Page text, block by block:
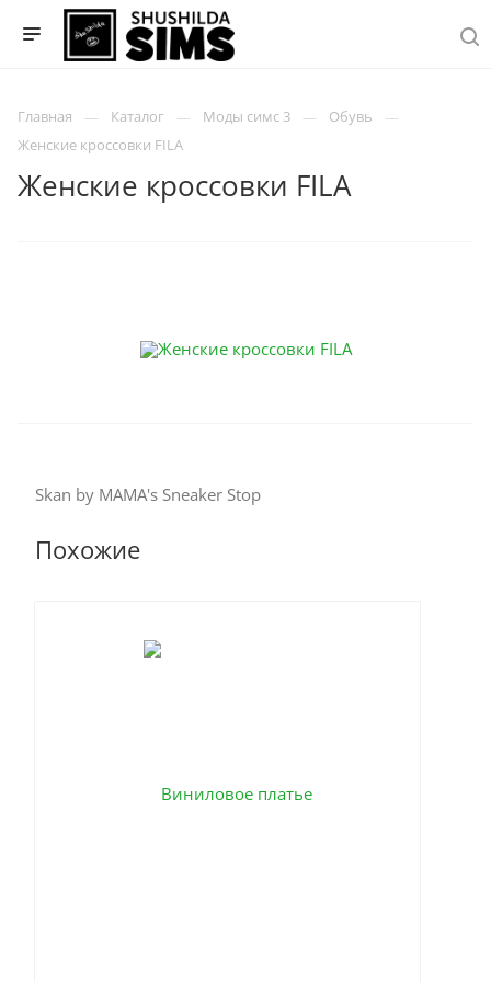
Главная Каталог Моды симс 3
Обувь
Женские кроссовки FILA
Женские кроссовки FILA
Skan by MAMA's Sneaker Stop
Похожие